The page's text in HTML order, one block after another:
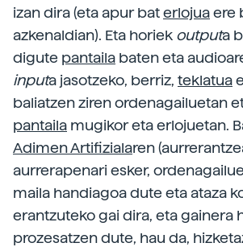
izan dira (eta apur baterlojuaere
azkenaldian). Eta horiek outputa
digute pantaila baten eta
inputa jasotzeko, berriz, teklatua
baliatzen ziren ordenagailuetan
pantaila mugikor eta erlojuetan.
Adimen Artifizialaren
aurrerapenari esker,
maila handiagoa dute eta ataza
erantzuteko gai dira, eta gainera
prozesatzen dute, hau da,